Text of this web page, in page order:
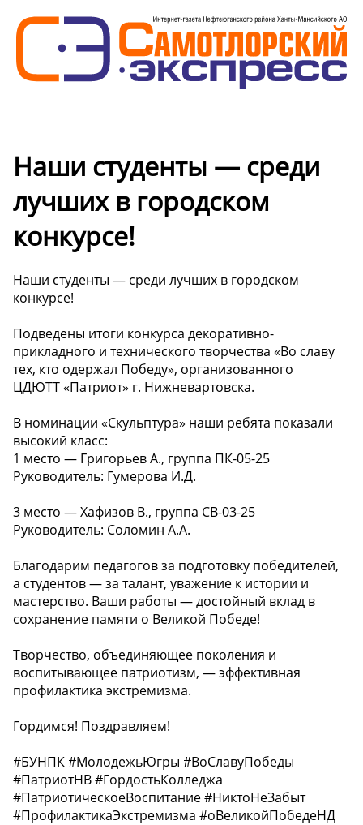
Наши студенты — среди
лучших в городском
конкурсе!
Наши студенты — среди лучших в городском
конкурсе!
Подведены итоги конкурса декоративно-
прикладного и технического творчества «Во славу
тех, кто одержал Победу», организованного
ЦДЮТТ «Патриот» г. Нижневартовска.
В номинации «Скульптура» наши ребята показали
высокий класс:
1 место — Григорьев А., группа ПК-05-25
Руководитель: Гумерова И.Д.
3 место — Хафизов В., группа СВ-03-25
Руководитель: Соломин А.А.
Благодарим педагогов за подготовку победителей,
а студентов — за талант, уважение к истории и
мастерство. Ваши работы — достойный вклад в
сохранение памяти о Великой Победе! ️
Творчество, объединяющее поколения и
воспитывающее патриотизм, — эффективная
профилактика экстремизма.
Гордимся! Поздравляем!
#БУНПК #МолодежьЮгры #ВоСлавуПобеды
#ПатриотНВ #ГордостьКолледжа
#ПатриотическоеВоспитание #НиктоНеЗабыт
#ПрофилактикаЭкстремизма #оВеликойПобедеНД